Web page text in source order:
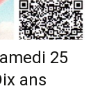
25
ans